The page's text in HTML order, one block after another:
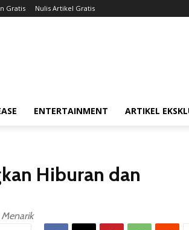
Gratis Nulis Artikel Gratis
ENTERTAINMENT ARTIKEL
Hiburan dan